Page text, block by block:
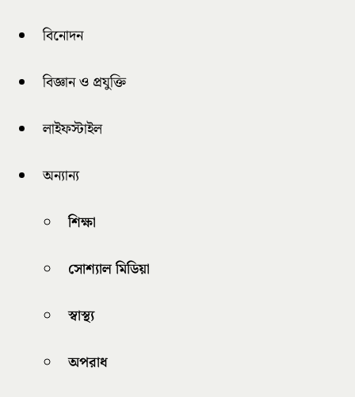
বিনোদন
বিজ্ঞান ও প্রযুক্তি
লাইফস্টাইল
অন্যান্য
শিক্ষা
সোশ্যাল মিডিয়া
স্বাস্থ্য
অপরাধ